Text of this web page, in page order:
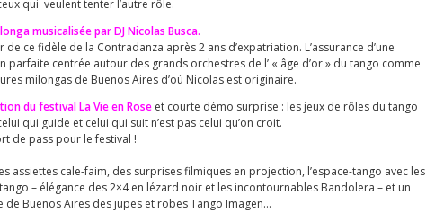
qui veulent tenter l’autre rôle.
musicalisée par DJ Nicolas Busca.
de ce fidèle de la Contradanza après 2 ans d’expatriation. L’assurance d’une
parfaite centrée autour des grands orchestres de l’ « âge d’or » du tango comme
milongas de Buenos Aires d’où Nicolas est originaire.
du festival La Vie en Rose et courte démo surprise : les jeux de rôles du tango
qui guide et celui qui suit n’est pas celui qu’on croit.
de pass pour le festival !
assiettes cale-faim, des surprises filmiques en projection, l’espace-tango avec les
– élégance des 2×4 en lézard noir et les incontournables Bandolera – et un
de Buenos Aires des jupes et robes Tango Imagen…